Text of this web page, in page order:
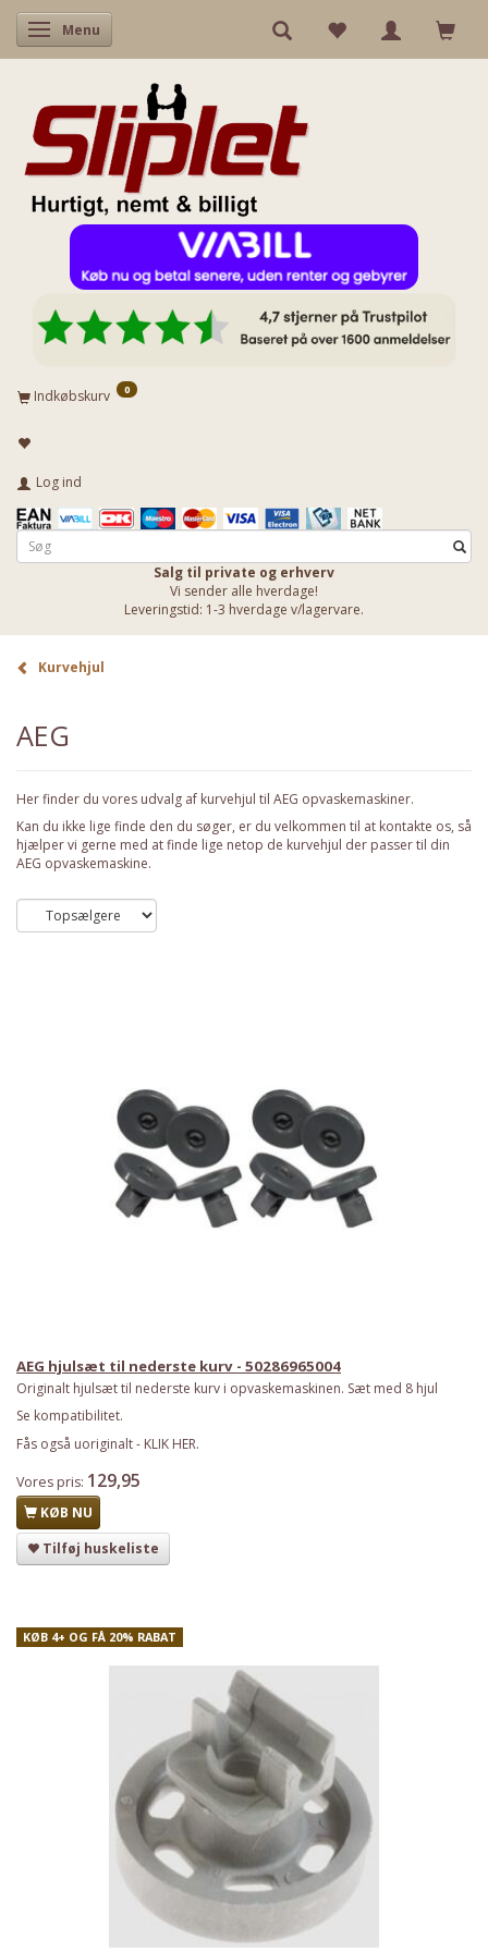
Skifte navigation
Menu
Indkøbskurv 0
Log ind
Salg til private og erhverv
Vi sender alle hverdage!
Leveringstid: 1-3 hverdage v/lagervare.
Kurvehjul
AEG
Her finder du vores udvalg af kurvehjul til AEG opvaskemaskiner.
Kan du ikke lige finde den du søger, er du velkommen til at kontakte os, så
hjælper vi gerne med at finde lige netop de kurvehjul der passer til din
AEG opvaskemaskine.
AEG hjulsæt til nederste kurv - 50286965004
Originalt hjulsæt til nederste kurv i opvaskemaskinen. Sæt med 8 hjul
Se kompatibilitet.
Fås også uoriginalt - KLIK HER.
Vores pris: 129,95
KØB NU
Tilføj huskeliste
KØB 4+ OG FÅ 20% RABAT